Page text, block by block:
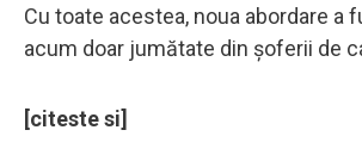
Cu toate acestea, noua abordare a
acum doar jumătate din șoferii de
[citeste si]